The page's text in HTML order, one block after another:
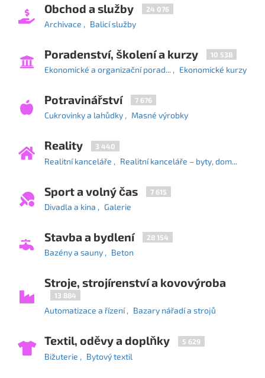
Obchod a služby 24 076
Archivace Balicí služby
Poradenství, školení a kurzy 10 538
Ekonomické a organizační porad... Ekonomické kurzy
Potravinářství 7 676
Cukrovinky a lahůdky Masné výrobky
Reality 3 440
Realitní kanceláře Realitní kanceláře – byty, dom...
Sport a volný čas 7 615
Divadla a kina Galerie
Stavba a bydlení 28 154
Bazény a sauny Beton
Stroje, strojírenství a kovovýroba
13 884
Automatizace a řízení Bazary nářadí a strojů
Textil, oděvy a doplňky 5 629
Bižuterie Bytový textil